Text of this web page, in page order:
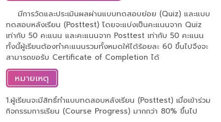
มีการวัดและประเมินผลผ่านแบบทดสอบย่อย (Quiz) และแบบ
ทดสอบหลังเรียน (Posttest) โดยจะแบ่งเป็นคะแนนจาก Quiz
เท่ากับ 50 คะแนน และคะแนนจาก Posttest เท่ากับ 50 คะแนน
ทั้งนี้ผู้เรียนต้องทำคะแนนรวมทั้งหมดให้ได้ร้อยละ 60 ขึ้นไปจึงจะ
สามารถขอรับ Certificate of Completion ได้
หมายเหตุ
1.ผู้เรียนจะมีสิทธิ์ทำแบบทดสอบหลังเรียน (Posttest) เมื่อเข้าร่วม
กิจกรรมการเรียน (Course Progress) มากกว่า 80% ขึ้นไป